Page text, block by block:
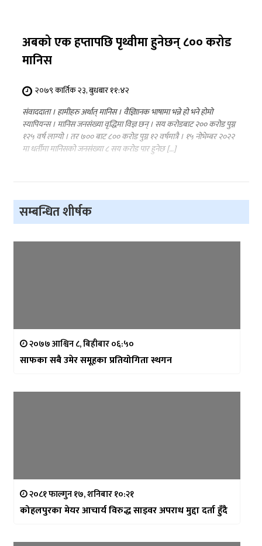
अबको एक हप्तापछि पृथ्वीमा हुनेछन् ८०० करोड
मानिस
२०७९ कार्तिक २३, बुधबार ११:४२
संवाददाता । हामीहरु अर्थात् मानिस । वैज्ञाािनक भाषामा भन्ने हो भने होमो
स्यापियन्स । मानिस जनसंख्या वृद्धिमा विज्ञ छन् । सय करोडबाट २०० करोड पुग्न
१२५ वर्ष लाग्यो । तर ७०० बाट ८०० करोड पुग्न १२ वर्षमात्रै । १५ नोभेम्बर २०२२
मा धर्तीमा मानिसको जनसंख्या ८ सय करोड पार हुनेछ […]
सम्बन्धित शीर्षक
२०७७ आश्विन ८, बिहीबार ०६:५०
साफका सबै उमेर समूहका प्रतियोगिता स्थगन
२०८१ फाल्गुन १७, शनिबार १०:२१
कोहलपुरका मेयर आचार्य विरुद्ध साइवर अपराध मुद्दा दर्ता हुँदै